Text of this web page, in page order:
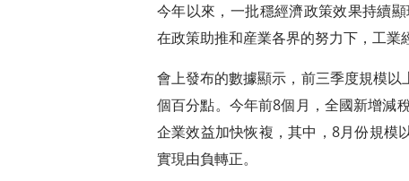
今年以來，一批穩經濟政策效果持續
在政策助推和産業各界的努力下，工業
會上發布的數據顯示，前三季度規模
個百分點。今年前8個月，全國新增減
企業效益加快恢複，其中，8月份規模
實現由負轉正。